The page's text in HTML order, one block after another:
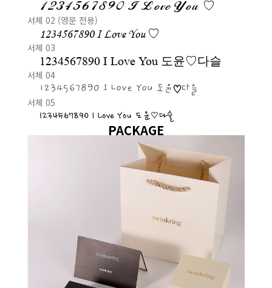
1234567890 I Love You ♡
서체 02 (영문 전용)
1234567890 I Love You ♡
서체 03
1234567890 I Love You 도윤♡다슬
서체 04
1234567890 I Love You 도윤♡다슬
서체 05
1234567890 I Love You 도윤♡다슬
PACKAGE